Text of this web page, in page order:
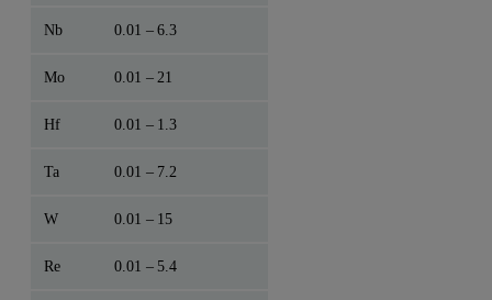
Nb 0.01 – 6.3
Mo 0.01 – 21
Hf 0.01 – 1.3
Ta 0.01 – 7.2
W 0.01 – 15
Re 0.01 – 5.4